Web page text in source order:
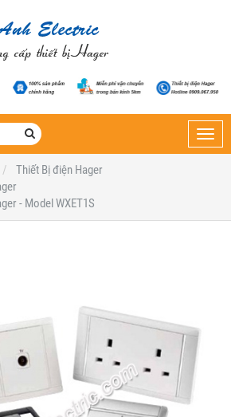
Thiết Bị điện Hager
- Model WXET1S